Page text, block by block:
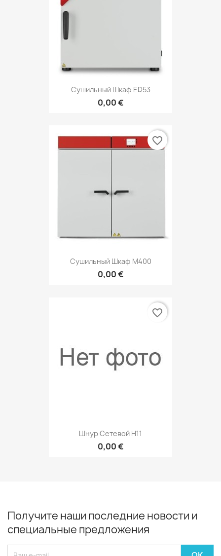
Сушильный Шкаф ED53
0,00 €
Сушильный Шкаф М400
0,00 €
favorite_border
Шнур Сетевой H11
0,00 €
favorite_border
Получите наши последние новости и
специальные предложения